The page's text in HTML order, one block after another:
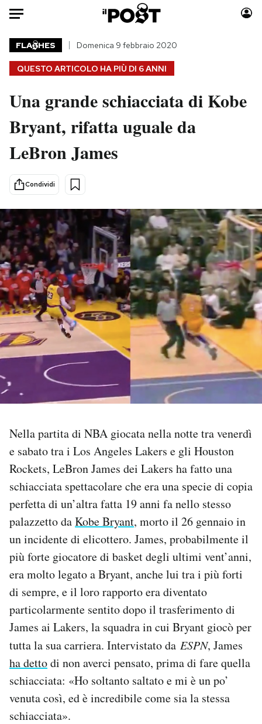
Auto
HOME
Italia
Politica
Tecnologia
Scienza
Economia
Sport
Moda
Consumismi
Altrecose
Mondiali calcio 2026
PODCAST
NEWSLETTER
I MIEI PREFERITI
SHOP
CALENDARIO
Area Personale
Newsletter
Notifiche mobile
Hai bisogno di aiuto?
Esci
QUESTO ARTICOLO HA PIÙ DI 6 ANNI
FLA HES Domenica 9 febbraio 2020
Una grande schiacciata di Kobe
Bryant, rifatta uguale da
LeBron James
Condividi
Nella partita di NBA giocata nella notte tra venerdì
e sabato tra i Los Angeles Lakers e gli Houston
Rockets, LeBron James dei Lakers ha fatto una
schiacciata spettacolare che era una specie di copia
perfetta di un’altra fatta 19 anni fa nello stesso
palazzetto daKobe Bryant, morto il 26 gennaio in
un incidente di elicottero. James, probabilmente il
più forte giocatore di basket degli ultimi vent’anni,
era molto legato a Bryant, anche lui tra i più forti
di sempre, e il loro rapporto era diventato
particolarmente sentito dopo il trasferimento di
James ai Lakers, la squadra in cui Bryant giocò per
tutta la sua carriera. Intervistato da ESPN, James
ha dettodi non averci pensato, prima di fare quella
schiacciata: «Ho soltanto saltato e mi è un po’
venuta così, ed è incredibile come sia la stessa
schiacciata».